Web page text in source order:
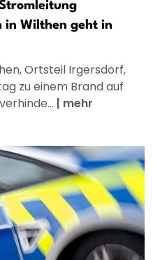
in Wilthen geht in
Ortsteil Irgersdorf,
zu einem Brand auf
| mehr